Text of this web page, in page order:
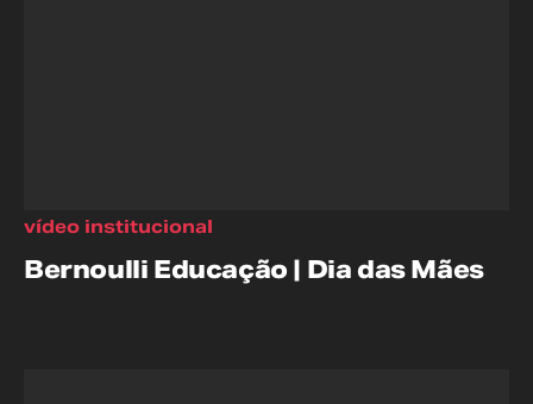
Bernoulli Educação | Dia das Mães
vídeo institucional